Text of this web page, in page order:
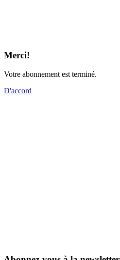
Merci!
Votre abonnement est terminé.
D'accord